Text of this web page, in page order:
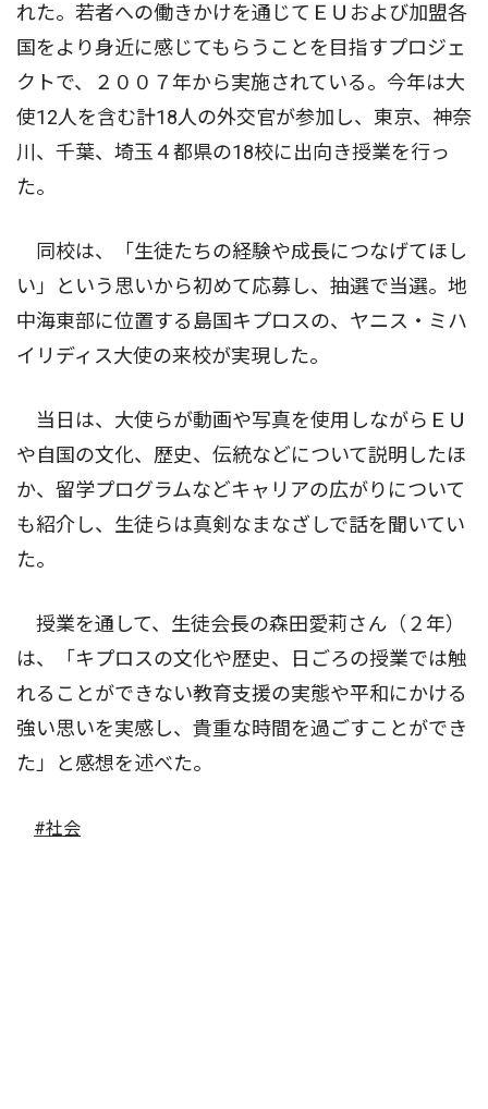
れた。若者への働きかけを通じてＥＵおよび加盟各
国をより身近に感じてもらうことを目指すプロジェ
クトで、２００７年から実施されている。今年は大
使12人を含む計18人の外交官が参加し、東京、神奈
川、千葉、埼玉４都県の18校に出向き授業を行っ
た。
同校は、「生徒たちの経験や成長につなげてほし
い」という思いから初めて応募し、抽選で当選。地
中海東部に位置する島国キプロスの、ヤニス・ミハ
イリディス大使の来校が実現した。
当日は、大使らが動画や写真を使用しながらＥＵ
や自国の文化、歴史、伝統などについて説明したほ
か、留学プログラムなどキャリアの広がりについて
も紹介し、生徒らは真剣なまなざしで話を聞いてい
た。
授業を通して、生徒会長の森田愛莉さん（２年）
は、「キプロスの文化や歴史、日ごろの授業では触
れることができない教育支援の実態や平和にかける
強い思いを実感し、貴重な時間を過ごすことができ
た」と感想を述べた。
#社会